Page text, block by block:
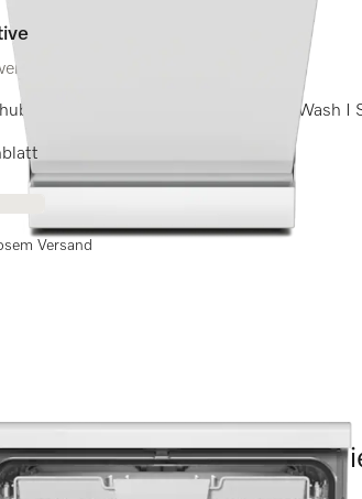
I Comfort Körbe I QuickPowerWash I
Energielabel
Versand
Benötigen